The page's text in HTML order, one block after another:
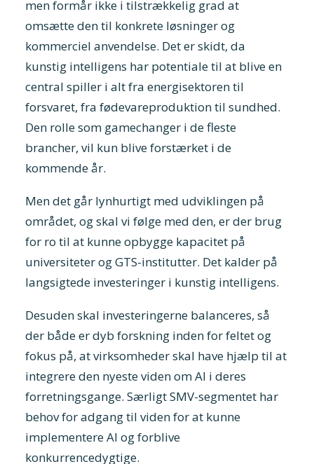
men formår ikke i tilstrækkelig grad at
omsætte den til konkrete løsninger og
kommerciel anvendelse. Det er skidt, da
kunstig intelligens har potentiale til at blive en
central spiller i alt fra energisektoren til
forsvaret, fra fødevareproduktion til sundhed.
Den rolle som gamechanger i de fleste
brancher, vil kun blive forstærket i de
kommende år.
Men det går lynhurtigt med udviklingen på
området, og skal vi følge med den, er der brug
for ro til at kunne opbygge kapacitet på
universiteter og GTS-institutter. Det kalder på
langsigtede investeringer i kunstig intelligens.
Desuden skal investeringerne balanceres, så
der både er dyb forskning inden for feltet og
fokus på, at virksomheder skal have hjælp til at
integrere den nyeste viden om AI i deres
forretningsgange. Særligt SMV-segmentet har
behov for adgang til viden for at kunne
implementere AI og forblive
konkurrencedygtige.